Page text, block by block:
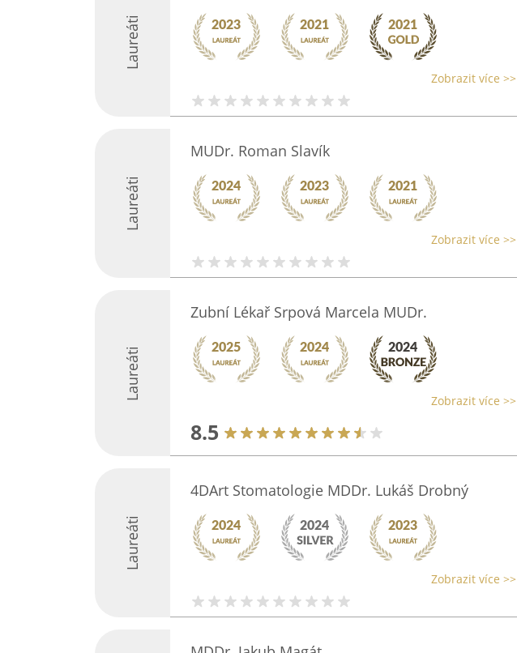
Laureáti
Zobrazit více >>
Laureáti
MUDr. Roman Slavík
Zobrazit více >>
Laureáti
Zubní Lékař Srpová Marcela MUDr.
Zobrazit více >>
8.5
Laureáti
4DArt Stomatologie MDDr. Lukáš Drobný
Zobrazit více >>